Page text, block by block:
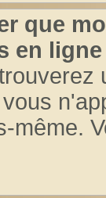
que
en
même.